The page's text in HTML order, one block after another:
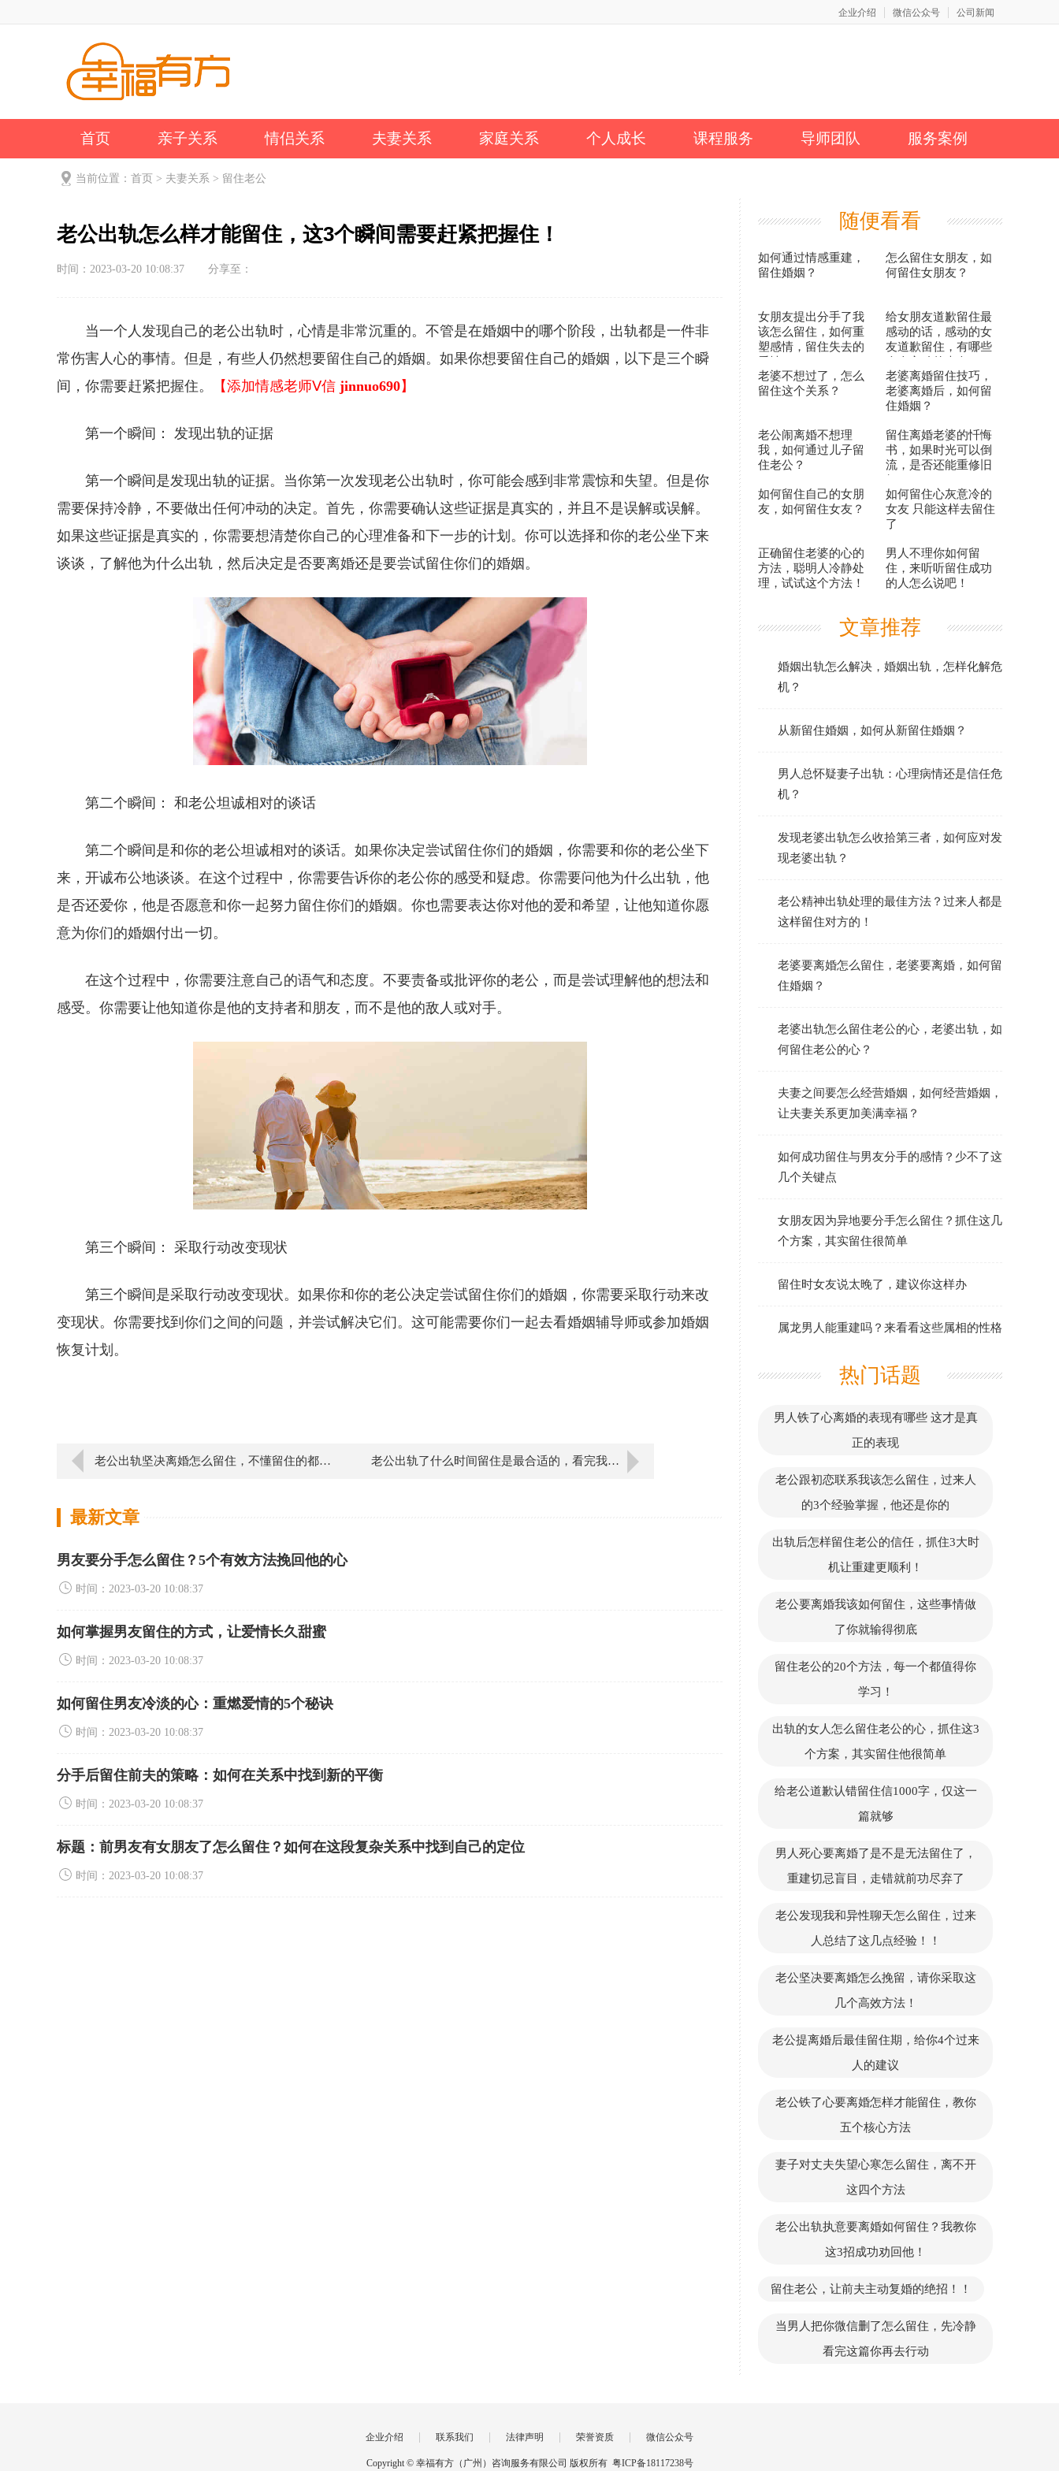
企业介绍 微信公众号 公司新闻
首页 亲子关系 情侣关系 夫妻关系 家庭关系 个人成长 课程服务 导师团队 服务案例
公司新闻 关于我们
当前位置： 首页 > 夫妻关系 > 留住老公
老公出轨怎么样才能留住，这3个瞬间需要赶紧把握住！
时间：2023-03-20 10:08:37 分享至：
当一个人发现自己的老公出轨时，心情是非常沉重的。不管是在婚姻中的哪个阶段，出轨都是一件非
常伤害人心的事情。但是，有些人仍然想要留住自己的婚姻。如果你想要留住自己的婚姻，以下是三个瞬
间，你需要赶紧把握住。
【添加情感老师Ⅴ信 jinnuo690】
第一个瞬间： 发现出轨的证据
第一个瞬间是发现出轨的证据。当你第一次发现老公出轨时，你可能会感到非常震惊和失望。但是你
需要保持冷静，不要做出任何冲动的决定。首先，你需要确认这些证据是真实的，并且不是误解或误解。
如果这些证据是真实的，你需要想清楚你自己的心理准备和下一步的计划。你可以选择和你的老公坐下来
谈谈，了解他为什么出轨，然后决定是否要离婚还是要尝试留住你们的婚姻。
第二个瞬间： 和老公坦诚相对的谈话
第二个瞬间是和你的老公坦诚相对的谈话。如果你决定尝试留住你们的婚姻，你需要和你的老公坐下
来，开诚布公地谈谈。在这个过程中，你需要告诉你的老公你的感受和疑虑。你需要问他为什么出轨，他
是否还爱你，他是否愿意和你一起努力留住你们的婚姻。你也需要表达你对他的爱和希望，让他知道你愿
意为你们的婚姻付出一切。
在这个过程中，你需要注意自己的语气和态度。不要责备或批评你的老公，而是尝试理解他的想法和
感受。你需要让他知道你是他的支持者和朋友，而不是他的敌人或对手。
第三个瞬间： 采取行动改变现状
第三个瞬间是采取行动改变现状。如果你和你的老公决定尝试留住你们的婚姻，你需要采取行动来改
变现状。你需要找到你们之间的问题，并尝试解决它们。这可能需要你们一起去看婚姻辅导师或参加婚姻
恢复计划。
老公出轨坚决离婚怎么留住，不懂留住的都进来看 老公出轨了什么时间留住是最合适的，看完我明白了！
最新文章
男友要分手怎么留住？5个有效方法挽回他的心
时间：2023-03-20 10:08:37
如何掌握男友留住的方式，让爱情长久甜蜜
时间：2023-03-20 10:08:37
如何留住男友冷淡的心：重燃爱情的5个秘诀
时间：2023-03-20 10:08:37
分手后留住前夫的策略：如何在关系中找到新的平衡
时间：2023-03-20 10:08:37
标题：前男友有女朋友了怎么留住？如何在这段复杂关系中找到自己的定位
时间：2023-03-20 10:08:37
随便看看
如何通过情感重建，
留住婚姻？
怎么留住女朋友，如
何留住女朋友？
女朋友提出分手了我
该怎么留住，如何重
塑感情，留住失去的
给女朋友道歉留住最
感动的话，感动的女
友道歉留住，有哪些
老婆不想过了，怎么
留住这个关系？
老婆离婚留住技巧，
老婆离婚后，如何留
住婚姻？
老公闹离婚不想理
我，如何通过儿子留
住老公？
留住离婚老婆的忏悔
书，如果时光可以倒
流，是否还能重修旧
如何留住自己的女朋
友，如何留住女友？
如何留住心灰意冷的
女友 只能这样去留住
了
正确留住老婆的心的
方法，聪明人冷静处
理，试试这个方法！
男人不理你如何留
住，来听听留住成功
的人怎么说吧！
文章推荐
婚姻出轨怎么解决，婚姻出轨，怎样化解危
机？
从新留住婚姻，如何从新留住婚姻？
男人总怀疑妻子出轨：心理病情还是信任危
机？
发现老婆出轨怎么收拾第三者，如何应对发
现老婆出轨？
老公精神出轨处理的最佳方法？过来人都是
这样留住对方的！
老婆要离婚怎么留住，老婆要离婚，如何留
住婚姻？
老婆出轨怎么留住老公的心，老婆出轨，如
何留住老公的心？
夫妻之间要怎么经营婚姻，如何经营婚姻，
让夫妻关系更加美满幸福？
如何成功留住与男友分手的感情？少不了这
几个关键点
女朋友因为异地要分手怎么留住？抓住这几
个方案，其实留住很简单
留住时女友说太晚了，建议你这样办
属龙男人能重建吗？来看看这些属相的性格
热门话题
男人铁了心离婚的表现有哪些 这才是真
正的表现
老公跟初恋联系我该怎么留住，过来人
的3个经验掌握，他还是你的
出轨后怎样留住老公的信任，抓住3大时
机让重建更顺利！
老公要离婚我该如何留住，这些事情做
了你就输得彻底
留住老公的20个方法，每一个都值得你
学习！
出轨的女人怎么留住老公的心，抓住这3
个方案，其实留住他很简单
给老公道歉认错留住信1000字，仅这一
篇就够
男人死心要离婚了是不是无法留住了，
重建切忌盲目，走错就前功尽弃了
老公发现我和异性聊天怎么留住，过来
人总结了这几点经验！！
老公坚决要离婚怎么挽留，请你采取这
几个高效方法！
老公提离婚后最佳留住期，给你4个过来
人的建议
老公铁了心要离婚怎样才能留住，教你
五个核心方法
妻子对丈夫失望心寒怎么留住，离不开
这四个方法
老公出轨执意要离婚如何留住？我教你
这3招成功劝回他！
留住老公，让前夫主动复婚的绝招！！
当男人把你微信删了怎么留住，先冷静
看完这篇你再去行动
企业介绍 | 联系我们 | 法律声明 | 荣誉资质 | 微信公众号
Copyright © 幸福有方（广州）咨询服务有限公司 版权所有 粤ICP备18117238号